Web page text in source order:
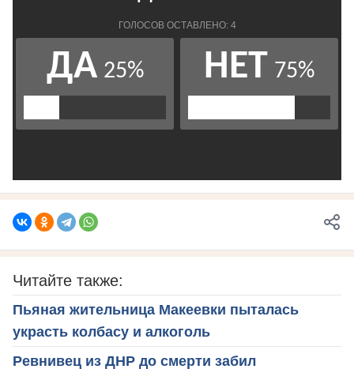
Читайте также:
Пьяная жительница Макеевки пыталась
украсть колбасу и алкоголь
Ревнивец из ДНР до смерти забил